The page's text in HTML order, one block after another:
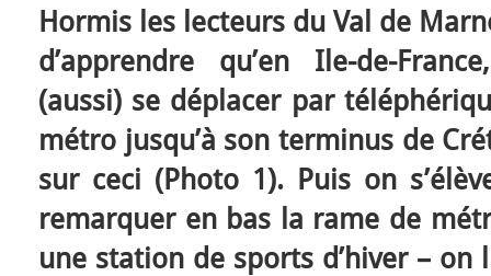
Hormis les lecteurs du Val de
d’apprendre qu’en Ile-de-
(aussi) se déplacer par
métro jusqu’à son terminus de
sur ceci (Photo 1). Puis on
remarquer en bas la rame de
une station de sports d’hiver – on